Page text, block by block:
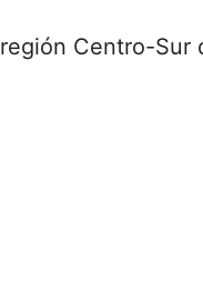
Centro-Sur